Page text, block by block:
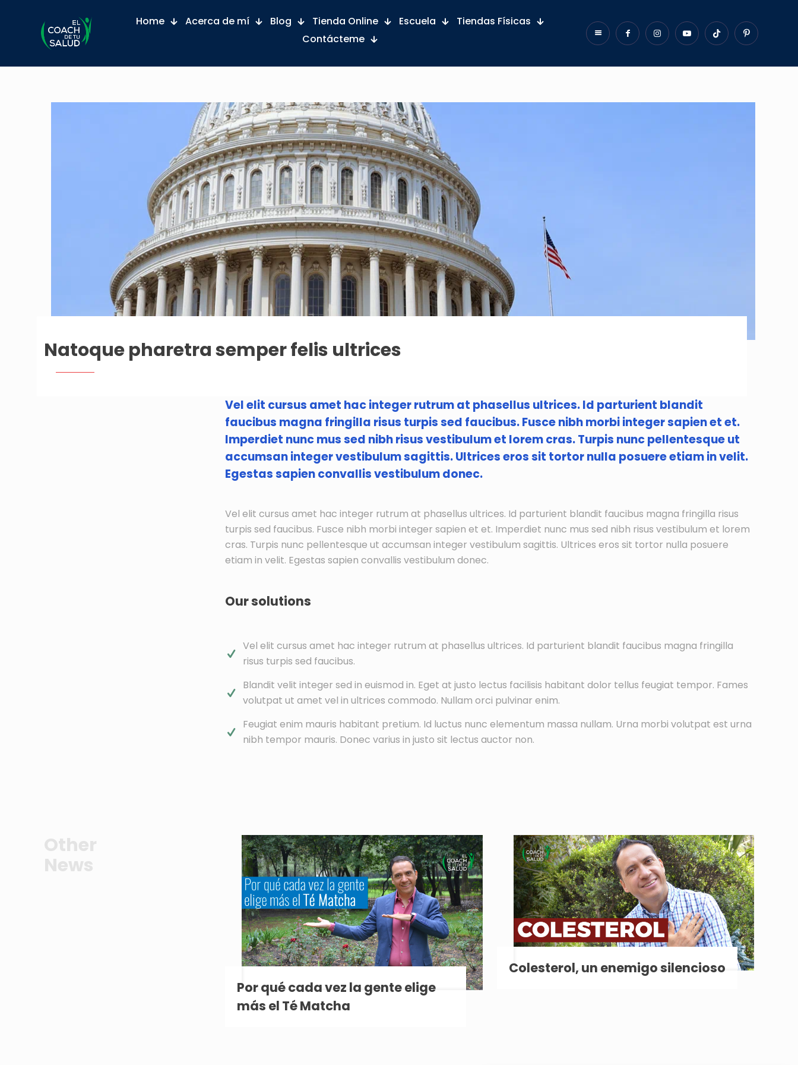
Home Acerca de mí Blog Tienda Online Escuela
Tiendas Físicas
Contácteme
Natoque pharetra semper felis ultrices
Vel elit cursus amet hac integer rutrum at phasellus ultrices. Id parturient blandit
faucibus magna fringilla risus turpis sed faucibus. Fusce nibh morbi integer sapien et et.
Imperdiet nunc mus sed nibh risus vestibulum et lorem cras. Turpis nunc pellentesque ut
accumsan integer vestibulum sagittis. Ultrices eros sit tortor nulla posuere etiam in velit.
Egestas sapien convallis vestibulum donec.
Vel elit cursus amet hac integer rutrum at phasellus ultrices. Id parturient blandit faucibus magna fringilla risus
turpis sed faucibus. Fusce nibh morbi integer sapien et et. Imperdiet nunc mus sed nibh risus vestibulum et lorem
cras. Turpis nunc pellentesque ut accumsan integer vestibulum sagittis. Ultrices eros sit tortor nulla posuere
etiam in velit. Egestas sapien convallis vestibulum donec.
Our solutions
Vel elit cursus amet hac integer rutrum at phasellus ultrices. Id parturient blandit faucibus magna fringilla
risus turpis sed faucibus.
Blandit velit integer sed in euismod in. Eget at justo lectus facilisis habitant dolor tellus feugiat tempor. Fames
volutpat ut amet vel in ultrices commodo. Nullam orci pulvinar enim.
Feugiat enim mauris habitant pretium. Id luctus nunc elementum massa nullam. Urna morbi volutpat est urna
nibh tempor mauris. Donec varius in justo sit lectus auctor non.
Other
News
Por qué cada vez la gente elige
más el Té Matcha
Colesterol, un enemigo silencioso